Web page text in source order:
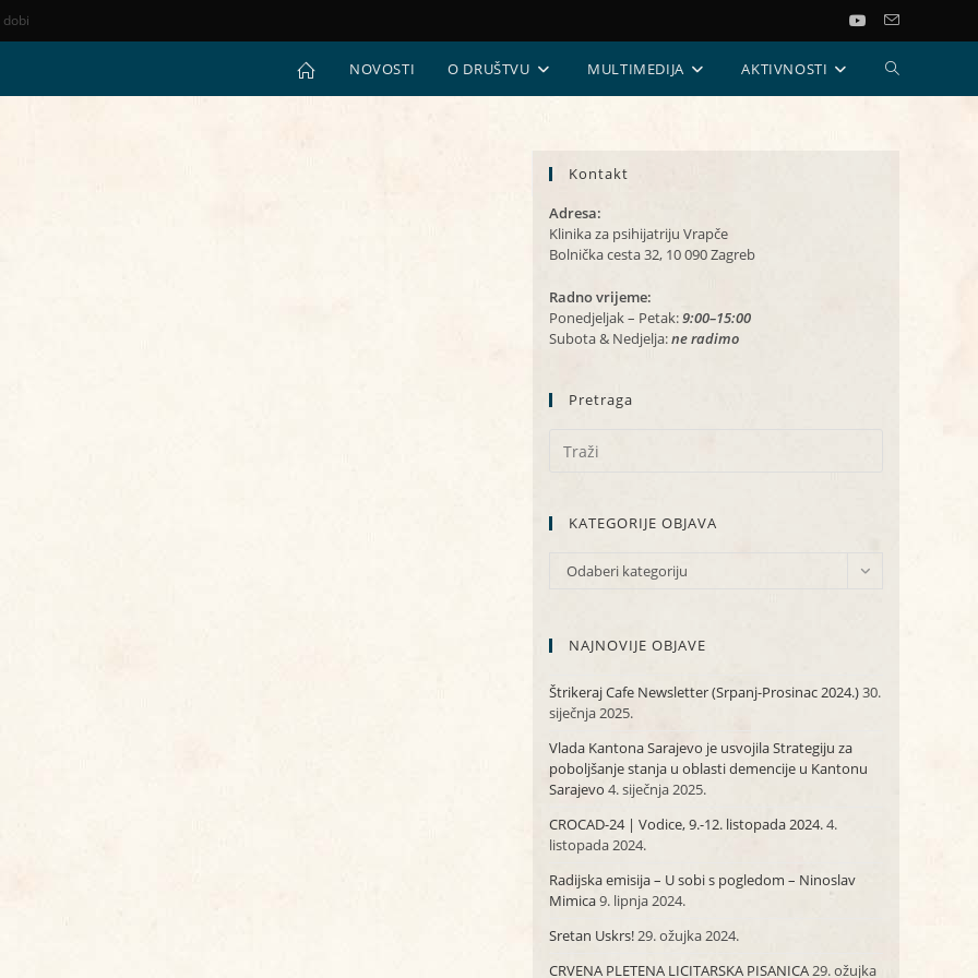
NOVOSTI O DRUŠTVU MULTIMEDIJA AKTIVNOSTI UKLJUČI/
Kontakt
Adresa:
Klinika za psihijatriju Vrapče
Bolnička cesta 32, 10 090 Zagreb
Radno vrijeme:
Ponedjeljak – Petak:9:00–15:00
Subota & Nedjelja:ne radimo
Pretraga
KATEGORIJE OBJAVA
KATEGORIJE
Odaberi kategoriju
NAJNOVIJE OBJAVE
Štrikeraj Cafe Newsletter (Srpanj-Prosinac 2024.)30.
siječnja 2025.
Vlada Kantona Sarajevo je usvojila Strategiju za
poboljšanje stanja u oblasti demencije u Kantonu
Sarajevo 4. siječnja 2025.
CROCAD-24 | Vodice, 9.-12. listopada 2024.4.
listopada 2024.
Radijska emisija – U sobi s pogledom – Ninoslav
Mimica9. lipnja 2024.
Sretan Uskrs!29. ožujka 2024.
CRVENA PLETENA LICITARSKA PISANICA29. ožujka